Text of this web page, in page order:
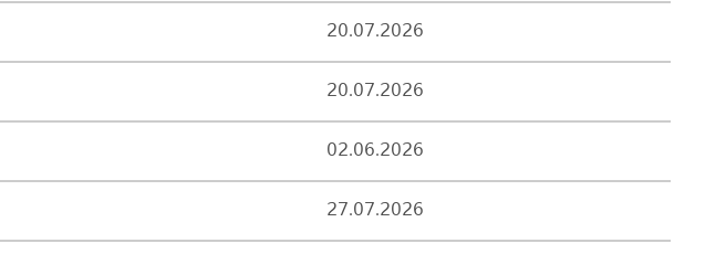
20.07.2026
20.07.2026
02.06.2026
27.07.2026